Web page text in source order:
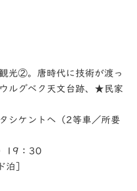
光②。唐時代に技術が渡っ
ルグベク天文台跡、★民家
シケントへ（2等車／所要
19：30
泊］